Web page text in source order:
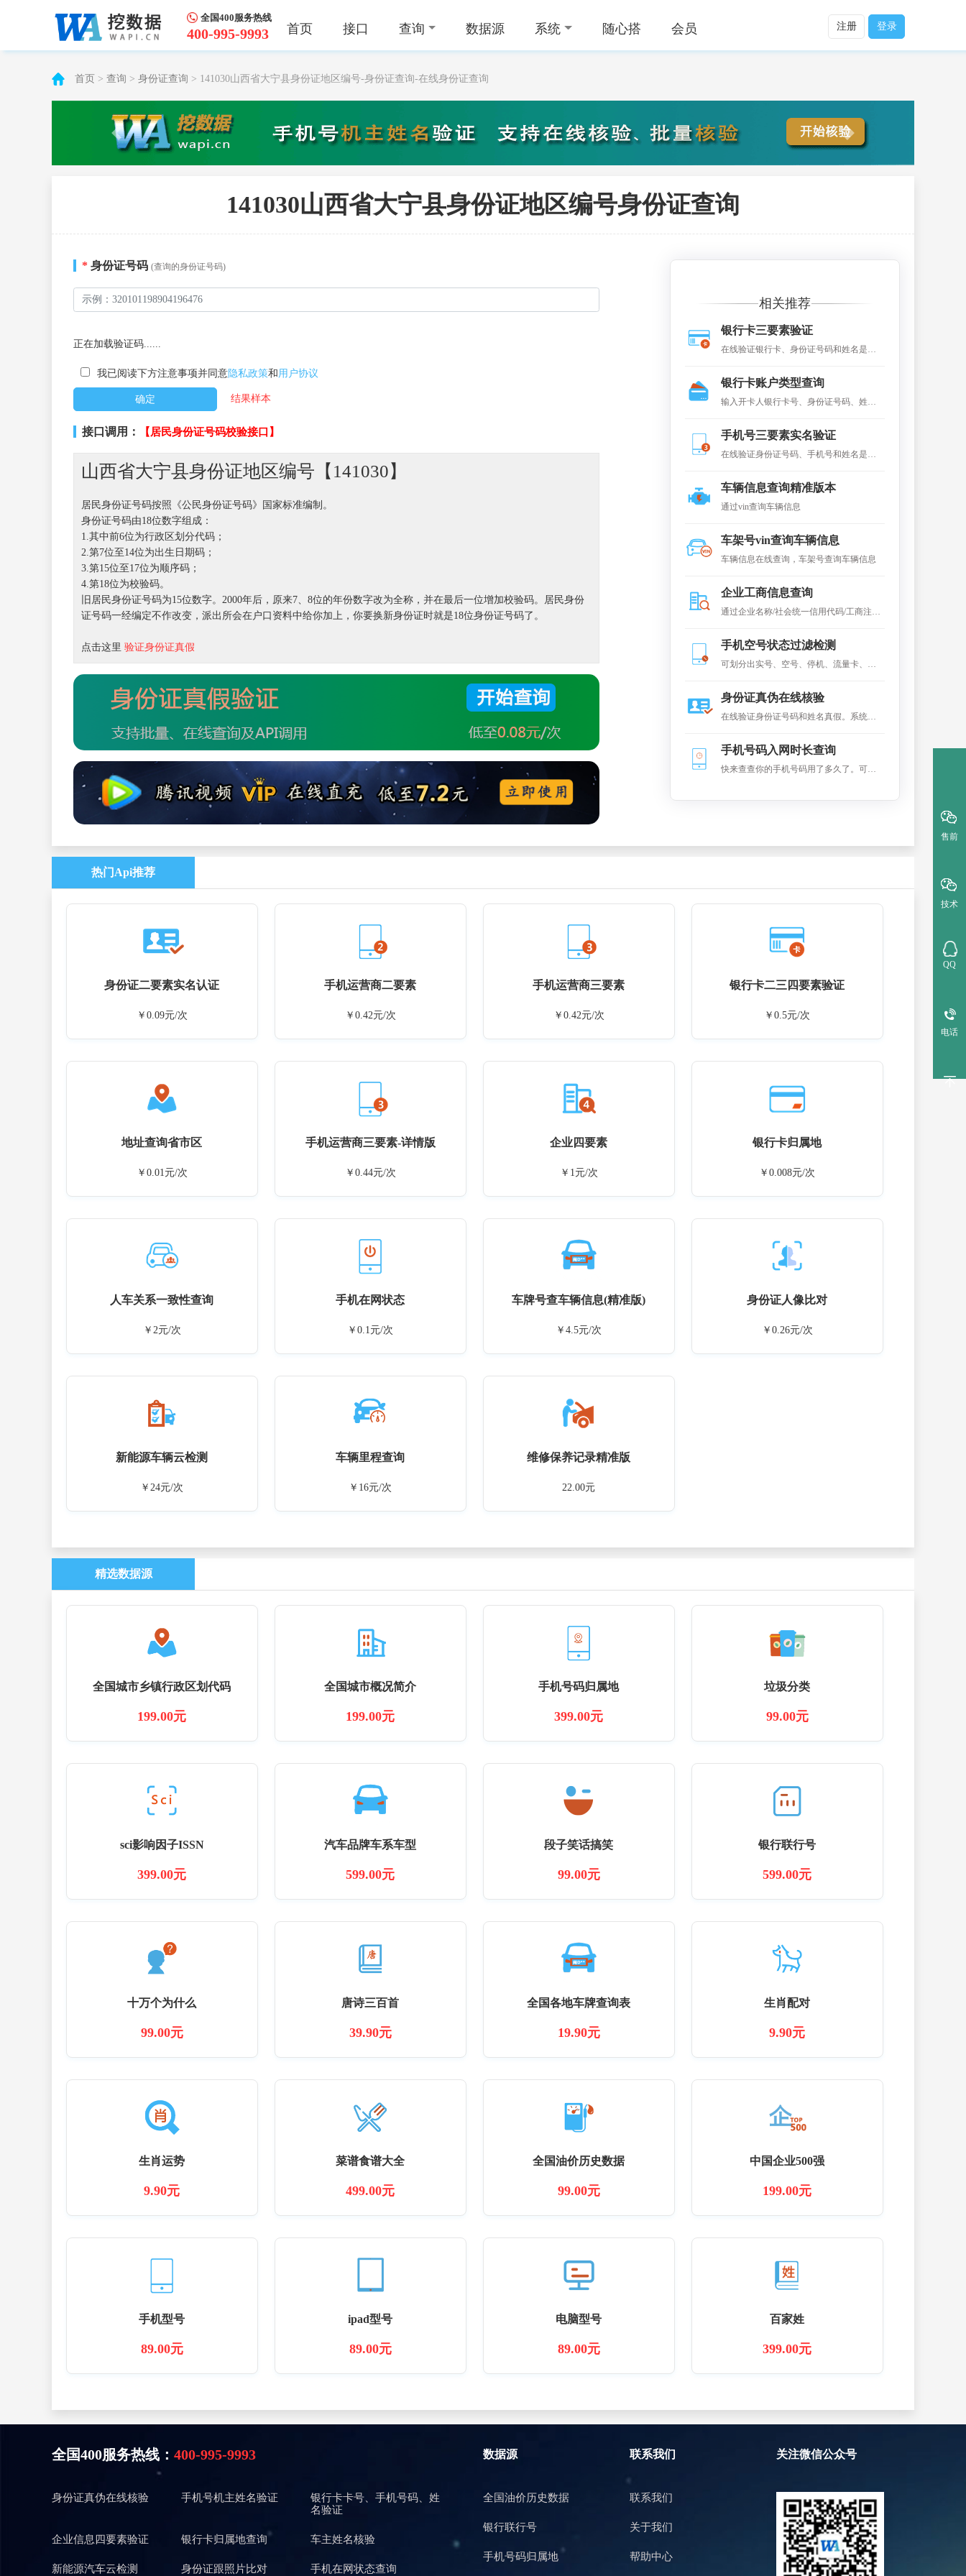
全国400服务热线
400-995-9993 首页 接口 查询 数据源 系统 随心搭 会员 注册 登录
首页 > 查询 > 身份证查询 > 141030山西省大宁县身份证地区编号-身份证查询-在线身份证查询
141030山西省大宁县身份证地区编号身份证查询
* 身份证号码 (查询的身份证号码)
正在加载验证码......
我已阅读下方注意事项并同意隐私政策和 用户协议
结果样本
接口调用： 【居民身份证号码校验接口】
山西省大宁县身份证地区编号【141030】
居民身份证号码按照《公民身份证号码》国家标准编制。
身份证号码由18位数字组成：
1.其中前6位为行政区划分代码；
2.第7位至14位为出生日期码；
3.第15位至17位为顺序码；
4.第18位为校验码。
旧居民身份证号码为15位数字。2000年后，原来7、8位的年份数字改为全称，并在最后一位增加校验码。居民身份
证号码一经编定不作改变，派出所会在户口资料中给你加上，你要换新身份证时就是18位身份证号码了。
点击这里 验证身份证真假
相关推荐
银行卡三要素验证
在线验证银行卡、身份证号码和姓名是否
银行卡账户类型查询
输入开卡人银行卡号、身份证号码、姓名
II类账户、III类账户等。
手机号三要素实名验证
在线验证身份证号码、手机号和姓名是否
车辆信息查询精准版本
通过vin查询车辆信息
车架号vin查询车辆信息
车辆信息在线查询，车架号查询车辆信息
企业工商信息查询
通过企业名称/社会统一信用代码/工商注册
据，可查得企业工商基本信息。
手机空号状态过滤检测
可划分出实号、空号、停机、流量卡、沉
类电销行业，短信行业、大数据整理、保
险代理行业等。
身份证真伪在线核验
在线验证身份证号码和姓名真假。系统连
的结果
手机号码入网时长查询
快来查查你的手机号码用了多久了。可在
热门Api推荐
身份证二要素实名认证
￥0.09元/次
手机运营商二要素
￥0.42元/次
手机运营商三要素
￥0.42元/次
银行卡二三四要素验证
￥0.5元/次
地址查询省市区
￥0.01元/次
手机运营商三要素-详情版
￥0.44元/次
企业四要素
￥1元/次
银行卡归属地
￥0.008元/次
人车关系一致性查询
￥2元/次
手机在网状态
￥0.1元/次
车牌号查车辆信息(精准版)
￥4.5元/次
身份证人像比对
￥0.26元/次
新能源车辆云检测
￥24元/次
车辆里程查询
￥16元/次
维修保养记录精准版
22.00元
精选数据源
全国城市乡镇行政区划代码
199.00元
全国城市概况简介
199.00元
手机号码归属地
399.00元
垃圾分类
99.00元
sci影响因子ISSN
399.00元
汽车品牌车系车型
599.00元
段子笑话搞笑
99.00元
银行联行号
599.00元
十万个为什么
99.00元
唐诗三百首
39.90元
全国各地车牌查询表
19.90元
生肖配对
9.90元
生肖运势
9.90元
菜谱食谱大全
499.00元
全国油价历史数据
99.00元
中国企业500强
199.00元
手机型号
89.00元
ipad型号
89.00元
电脑型号
89.00元
百家姓
399.00元
全国400服务热线： 400-995-9993
身份证真伪在线核验 手机号机主姓名验证
银行卡卡号、手机号码、姓
名验证
企业信息四要素验证 银行卡归属地查询 车主姓名核验
新能源汽车云检测 身份证跟照片比对 手机在网状态查询
数据源
全国油价历史数据
银行联行号
手机号码归属地
联系我们
联系我们
关于我们
帮助中心
关注微信公众号
售前
技术
QQ
电话